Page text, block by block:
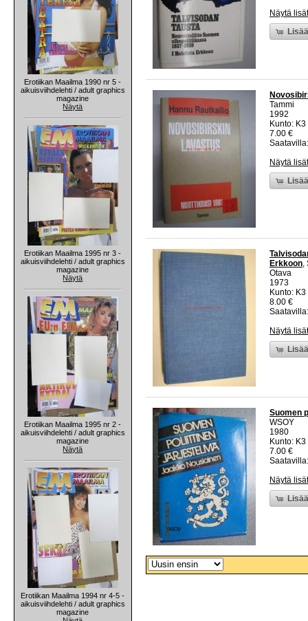
Erotiikan Maailma 1990 nr 5 -
aikuisviihdelehti / adult graphics
magazine
Näytä
Erotiikan Maailma 1995 nr 3 -
aikuisviihdelehti / adult graphics
magazine
Näytä
Erotiikan Maailma 1995 nr 2 -
aikuisviihdelehti / adult graphics
magazine
Näytä
Erotiikan Maailma 1994 nr 4-5 -
aikuisviihdelehti / adult graphics
magazine
Näytä
Tammi
1992
Kunto:
7.00 €
Näytä
Erkkoon,
Otava
1973
Kunto:
8.00 €
Näytä
Suomen
WSOY
1980
Kunto:
7.00 €
Näytä